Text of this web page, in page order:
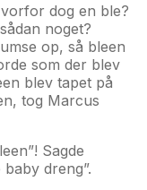
dog en ble?
noget?
op, så bleen
som der blev
blev tapet på
tog Marcus
Sagde
dreng”.